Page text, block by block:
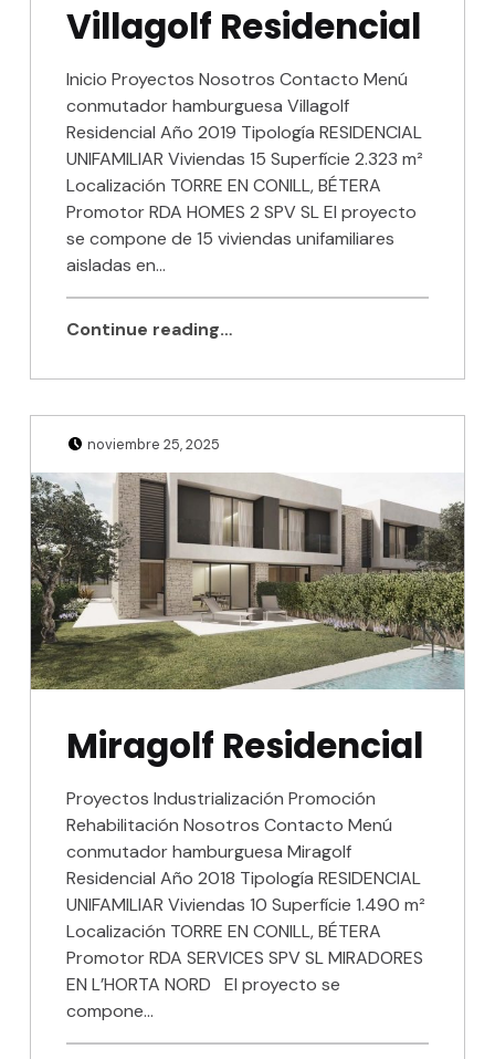
Villagolf Residencial
Inicio Proyectos Nosotros Contacto Menú
conmutador hamburguesa Villagolf
Residencial Año 2019 Tipología RESIDENCIAL
UNIFAMILIAR Viviendas 15 Superfície 2.323 m²
Localización TORRE EN CONILL, BÉTERA
Promotor RDA HOMES 2 SPV SL El proyecto
se compone de 15 viviendas unifamiliares
aisladas en…
Continue reading…
Miragolf Residencial
Proyectos Industrialización Promoción
Rehabilitación Nosotros Contacto Menú
conmutador hamburguesa Miragolf
Residencial Año 2018 Tipología RESIDENCIAL
UNIFAMILIAR Viviendas 10 Superfície 1.490 m²
Localización TORRE EN CONILL, BÉTERA
Promotor RDA SERVICES SPV SL MIRADORES
EN L’HORTA NORD El proyecto se
compone…
Posted on:
noviembre 25, 2025